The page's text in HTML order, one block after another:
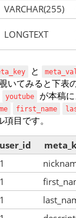
VARCHAR(255)
LONGTEXT
と
いてみると下表
youtube
が本稿
first_name
目です。
user_id
1
1
1